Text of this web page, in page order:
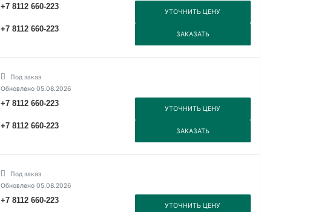
+7 8112 660-223
УТОЧНИТЬ ЦЕНУ
+7 8112 660-223
ЗАКАЗАТЬ
Под заказ
Обновлено 05.08.2026
+7 8112 660-223
УТОЧНИТЬ ЦЕНУ
+7 8112 660-223
ЗАКАЗАТЬ
Под заказ
Обновлено 05.08.2026
+7 8112 660-223
УТОЧНИТЬ ЦЕНУ